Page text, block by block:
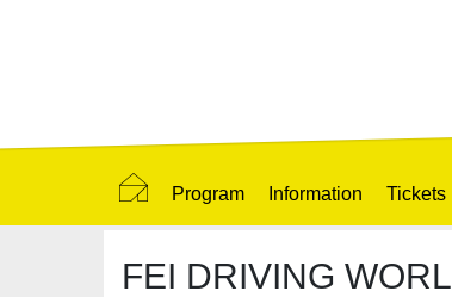
Program Information Tickets
FEI DRIVING